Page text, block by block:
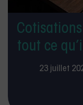
Cotisations
tout ce
23 juillet